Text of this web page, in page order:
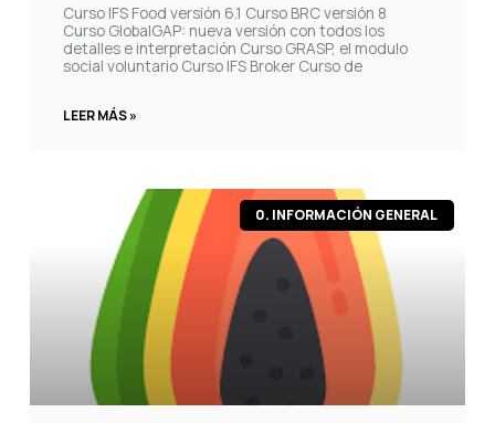
Curso IFS Food versión 6.1 Curso BRC versión 8
Curso GlobalGAP: nueva versión con todos los
detalles e interpretación Curso GRASP, el modulo
social voluntario Curso IFS Broker Curso de
LEER MÁS »
0. INFORMACIÓN GENERAL